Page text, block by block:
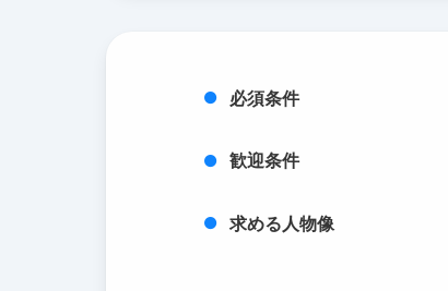
必須条件
歓迎条件
求める人物像